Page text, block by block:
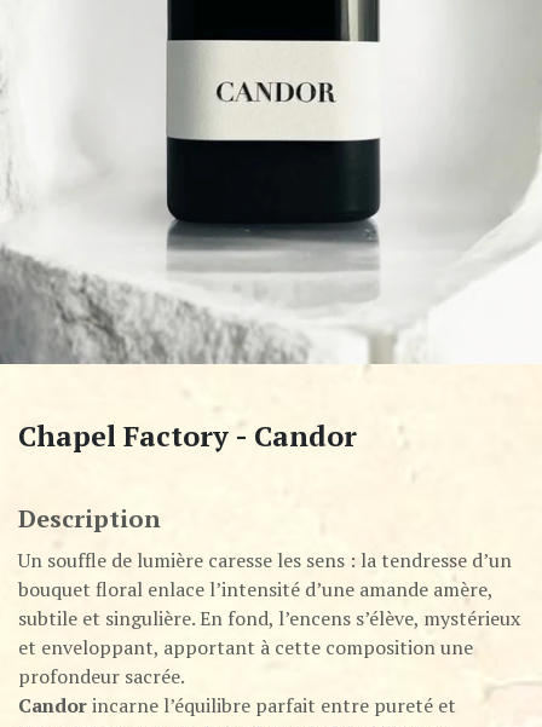
Chapel Factory - Candor
Description
Un souffle de lumière caresse les sens : la tendresse d’un
bouquet floral enlace l’intensité d’une amande amère,
subtile et singulière. En fond, l’encens s’élève, mystérieux
et enveloppant, apportant à cette composition une
profondeur sacrée.
Candorincarne l’équilibre parfait entre pureté et